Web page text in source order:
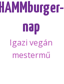
HAMMburger-
nap
Igazi vegán
mestermű